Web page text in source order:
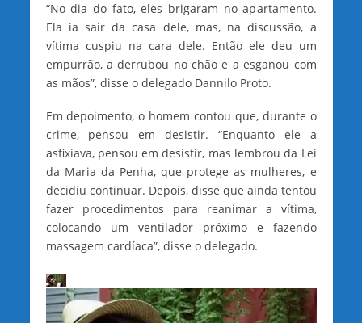
“No dia do fato, eles brigaram no apartamento.
Ela ia sair da casa dele, mas, na discussão, a
vítima cuspiu na cara dele. Então ele deu um
empurrão, a derrubou no chão e a esganou com
as mãos”, disse o delegado Dannilo Proto.
Em depoimento, o homem contou que, durante o
crime, pensou em desistir. “Enquanto ele a
asfixiava, pensou em desistir, mas lembrou da Lei
da Maria da Penha, que protege as mulheres, e
decidiu continuar. Depois, disse que ainda tentou
fazer procedimentos para reanimar a vítima,
colocando um ventilador próximo e fazendo
massagem cardíaca”, disse o delegado.